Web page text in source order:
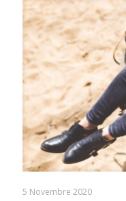
5 Novembre 2020